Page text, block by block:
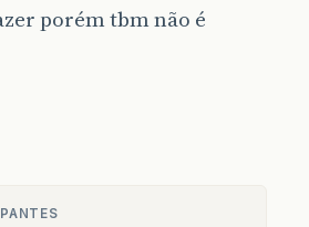
porém tbm não é